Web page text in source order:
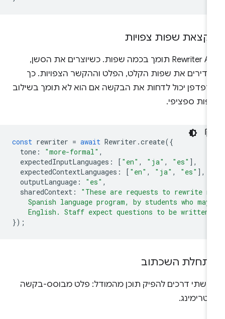
שפות צפויות
‫Rewriter API תומך בכמה שפות. כשיוצרים את הסשן,
את שפות הקלט, הפלט וההקשר הצפויות. כך
יכול לדחות את הבקשה אם הוא לא תומך בשילוב
ספציפי.
const rewriter = await Rewriter.create
tone: "more-formal"
expectedInputLanguages : ["en" , "ja" , "es"
expectedContextLanguages : ["en" , "ja" , "es"
outputLanguage : "es"
sharedContext : "These are requests to rewrite
Spanish language program, by students who
English. Staff expect questions to be written
השכתוב
שתי דרכים להפיק תוכן מהמודל: פלט מבוסס-בקשה